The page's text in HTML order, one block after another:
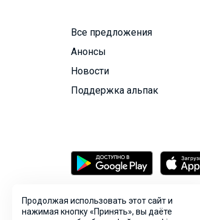
Все предложения
Анонсы
Новости
Поддержка альпак
© ООО "Лявита", ОГРН
Политика конфиденциальности
Продолжая использовать этот сайт и
нажимая кнопку «Принять», вы даёте